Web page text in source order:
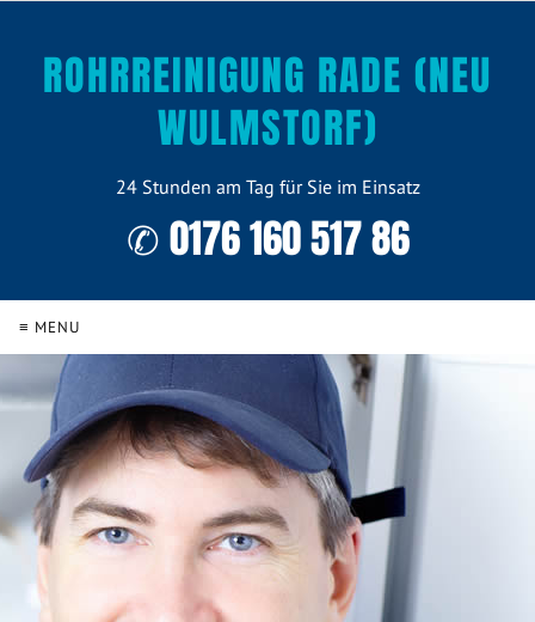
ROHRREINIGUNG RADE (NEU
WULMSTORF)
24 Stunden am Tag für Sie im Einsatz
✆ 0176 160 517 86
≡ MENU